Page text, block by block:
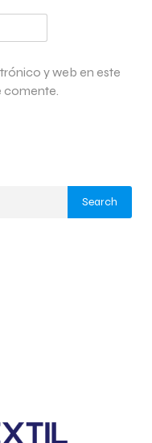
y web en este
comente.
Search